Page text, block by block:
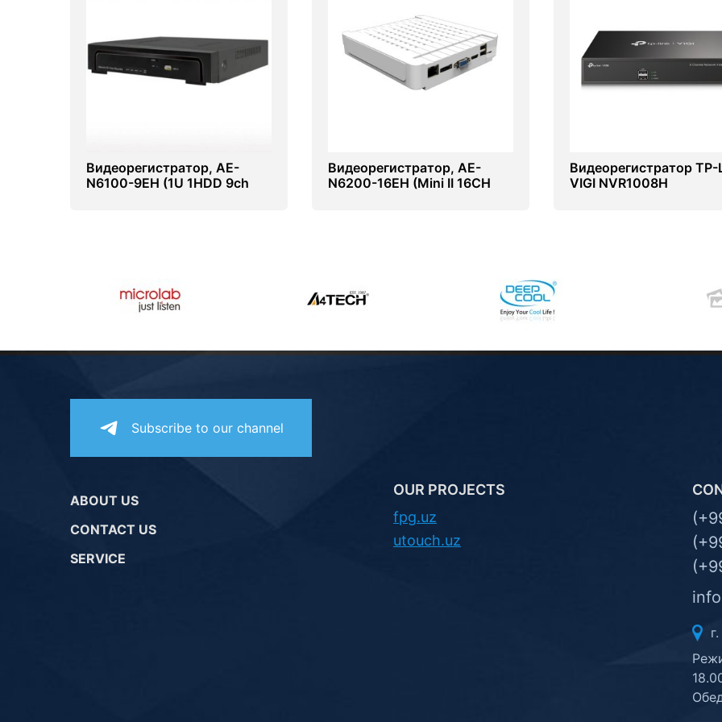
Видеорегистратор, AE-
N6100-9EH (1U 1HDD 9ch
Видеорегистратор, AE-
N6200-16EH (Mini II 16CH
Видеорегистратор TP-
VIGI NVR1008H
Subscribe to our channel
ABOUT US
CONTACT US
SERVICE
OUR PROJECTS
fpg.uz
utouch.uz